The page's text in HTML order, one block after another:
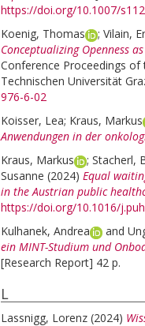
https://doi.org/10.1007/
Koenig, Thomas
; Vilain,
Conceptualizing Openness
Conference Proceedings of
Technischen Universität
976-6-02
Koisser, Lea; Kraus, Markus
Anwendungen in der
Kraus, Markus
; Stacherl,
Susanne (2024) Equal
in the Austrian public
https://doi.org/10.1016/
Kulhanek, Andrea
and
ein MINT-Studium und
[Research Report] 42 p.
L
Lassnigg, Lorenz (2024)